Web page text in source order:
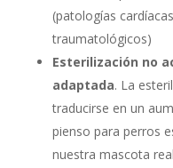
(patologías
traumatológicos)
Esterilización no
adaptada. La
traducirse en un
pienso para perros
nuestra mascota